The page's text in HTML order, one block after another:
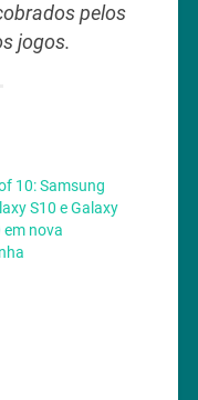
pelos
jogos.
10: Samsung
S10 e Galaxy
em nova